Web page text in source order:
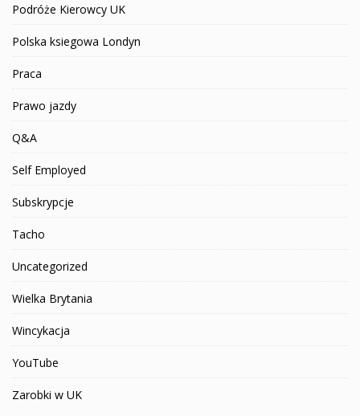
Podróże Kierowcy UK
Polska ksiegowa Londyn
Praca
Prawo jazdy
Q&A
Self Employed
Subskrypcje
Tacho
Uncategorized
Wielka Brytania
Wincykacja
YouTube
Zarobki w UK